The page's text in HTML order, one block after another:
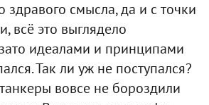
здравого смысла, да и с точки
всё это выглядело
идеалами и принципами
Так ли уж не поступался?
вовсе не бороздили